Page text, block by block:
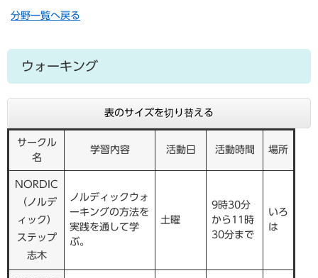
分野一覧へ戻る
ウォーキング
表のサイズを切り替える
サークル
名
学習内容 活動日 活動時間 場所
NORDIC
（ノルデ
ィック）
ステップ
志木
ノルディックウォ
ーキングの方法を
実践を通して学
ぶ。
土曜
9時30分
から11時
30分まで
いろ
は